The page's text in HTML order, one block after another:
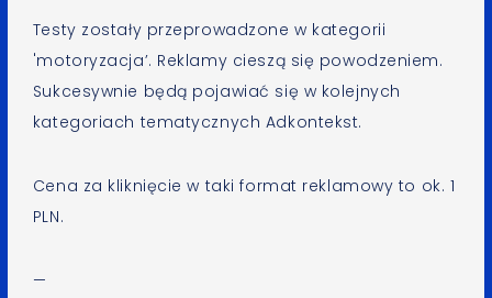
Testy zostały przeprowadzone w kategorii
'motoryzacja’. Reklamy cieszą się powodzeniem.
Sukcesywnie będą pojawiać się w kolejnych
kategoriach tematycznych Adkontekst.
Cena za kliknięcie w taki format reklamowy to ok. 1
PLN.
—